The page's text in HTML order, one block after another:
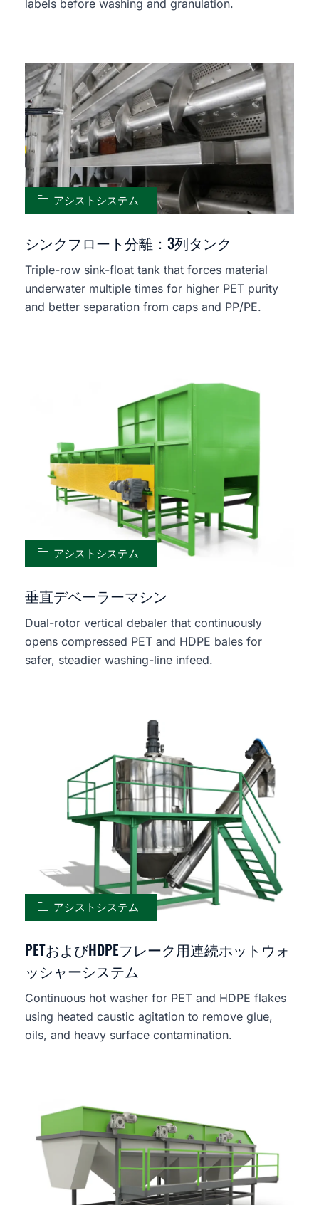
labels before washing and granulation.
アシストシステム
シンクフロート分離：3列タンク
Triple-row sink-float tank that forces material
underwater multiple times for higher PET purity
and better separation from caps and PP/PE.
アシストシステム
垂直デベーラーマシン
Dual-rotor vertical debaler that continuously
opens compressed PET and HDPE bales for
safer, steadier washing-line infeed.
アシストシステム
PETおよびHDPEフレーク用連続ホットウォ
ッシャーシステム
Continuous hot washer for PET and HDPE flakes
using heated caustic agitation to remove glue,
oils, and heavy surface contamination.